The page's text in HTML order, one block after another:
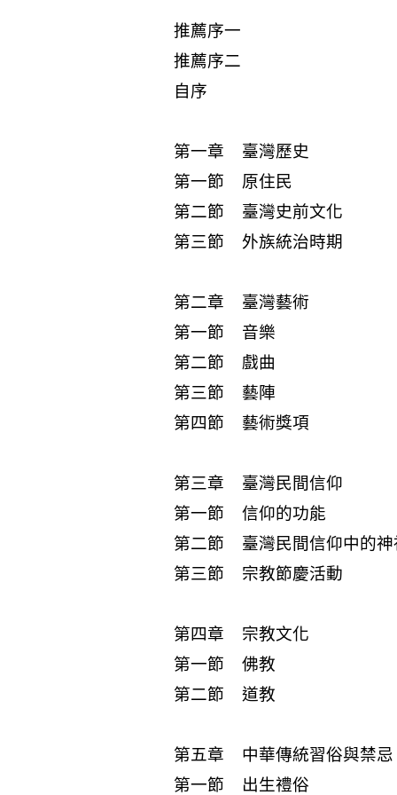
推薦序一
推薦序二
自序
第一章 臺灣歷史
第一節 原住民
第二節 臺灣史前文化
第三節 外族統治時期
第二章 臺灣藝術
第一節 音樂
第二節 戲曲
第三節 藝陣
第四節 藝術獎項
第三章 臺灣民間信仰
第一節 信仰的功能
第二節 臺灣民間信仰中的神
第三節 宗教節慶活動
第四章 宗教文化
第一節 佛教
第二節 道教
第五章 中華傳統習俗與禁忌
第一節 出生禮俗